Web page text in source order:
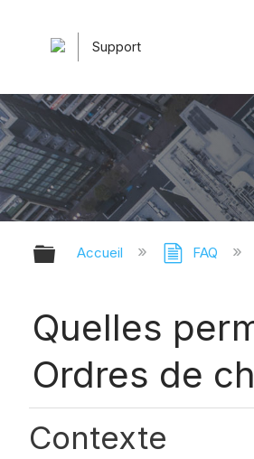
Support
Développer/
Accueil FAQ
Quelles
Ordres de
Contexte